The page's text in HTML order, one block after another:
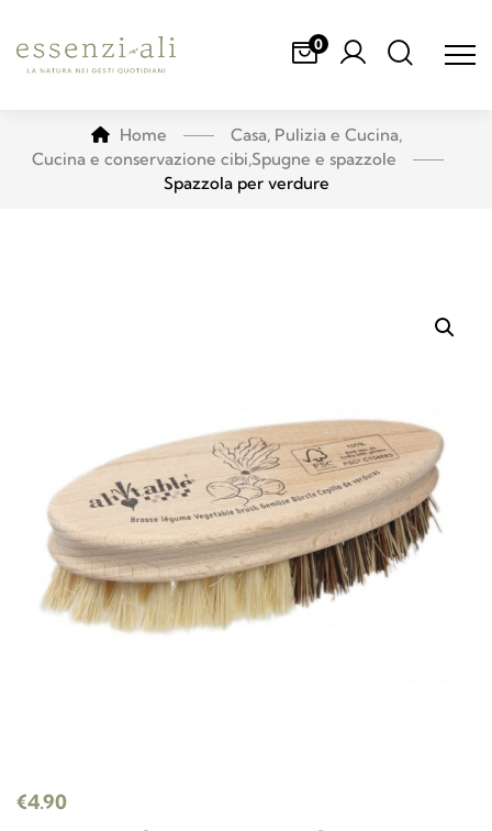
0
Home Casa, Pulizia e Cucina,
Cucina e conservazione cibi,Spugne e spazzole
Spazzola per verdure
€4.90